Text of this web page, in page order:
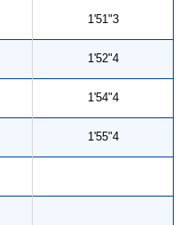
1'51"3
1'52"4
1'54"4
1'55"4